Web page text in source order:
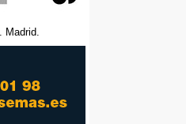
Madrid.